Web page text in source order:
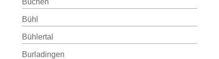
Buchen
Bühl
Bühlertal
Burladingen